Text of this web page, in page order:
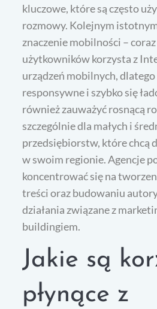
kluczowe, które są często
rozmowy. Kolejnym
znaczenie mobilności –
użytkowników korzysta z
urządzeń mobilnych,
responsywne i szybko się
również zauważyć rosnącą
szczególnie dla małych i
przedsiębiorstw, które chcą
w swoim regionie. Agencje
koncentrować się na
treści oraz budowaniu
działania związane z
buildingiem.
Jakie są
płynące z